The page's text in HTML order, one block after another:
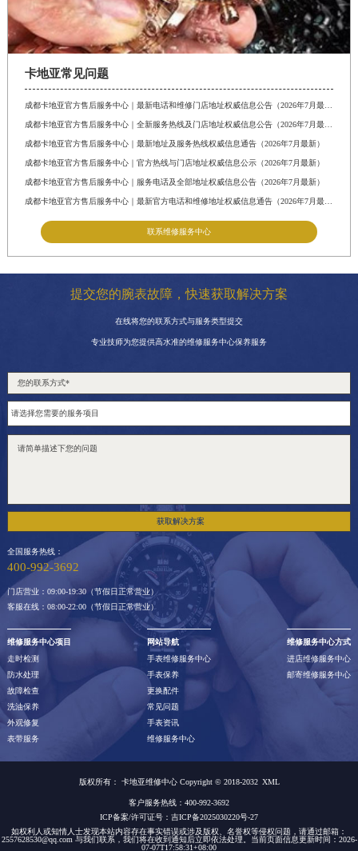
卡地亚常见问题
成都卡地亚官方售后服务中心｜最新地址及服务热线权威信息通告（2026年7月最新）
成都卡地亚官方售后服务中心｜官方热线与门店地址权威信息公示（2026年7月最新）
成都卡地亚官方售后服务中心｜服务电话及全部地址权威信息公告（2026年7月最新）
联系维修服务中心
提交您的腕表故障，快速获取解决方案
在线将您的联系方式与服务类型提交
专业技师为您提供高水准的维修服务中心保养服务
获取解决方案
全国服务热线：
400-992-3692
门店营业：09:00-19:30（节假日正常营业）
客服在线：08:00-22:00（节假日正常营业）
维修服务中心项目
走时检测
防水处理
故障检查
洗油保养
外观修复
表带服务
网站导航
手表维修服务中心
手表保养
更换配件
常见问题
手表资讯
维修服务中心
维修服务中心方式
进店维修服务中心
邮寄维修服务中心
版权所有： 卡地亚维修中心 Copyright © 2018-2032 XML
客户服务热线：400-992-3692
ICP备案/许可证号：吉ICP备2025030220号-27
如权利人或知情人士发现本站内容存在事实错误或涉及版权、名誉权等侵权问题，请通过邮箱：
2557628530@qq.com 与我们联系，我们将在收到通知后立即依法处理。当前页面信息更新时间：2026-
07-07T17:58:31+08:00